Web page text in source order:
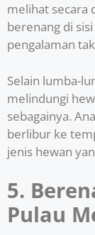
melihat secara
berenang di
pengalaman
Selain lumba-
melindungi
sebagainya.
berlibur ke
jenis hewan
5.
Pulau